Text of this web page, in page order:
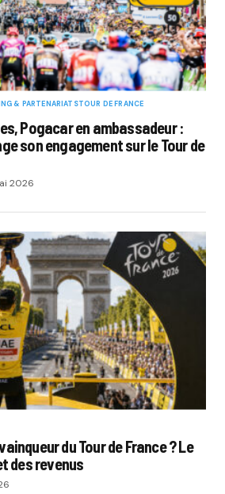
& PARTENARIATSTOUR DE FRANCE
Pogacar en ambassadeur :
son engagement sur le Tour de
2026
du Tour de France ? Le
des revenus